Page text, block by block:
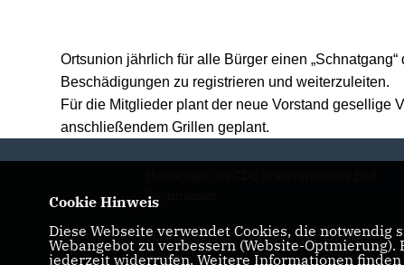
Ortsunion jährlich für alle Bürger einen
Beschädigungen zu registrieren und weiterzuleiten.
Für die Mitglieder plant der neue Vorstand gesellige
anschließendem Grillen geplant.
Oeynhausen
IMPRESSUM
DATENSCHUTZ
KONTAKT
Cookie Hinweis
Diese Webseite verwendet Cookies, die
Webangebot zu verbessern (Website-
jederzeit widerrufen. Weitere Informationen finden